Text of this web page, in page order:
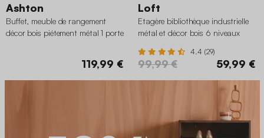
Ashton
Buffet, meuble de rangement
décor bois piétement métal 1 porte
119,99 €
Loft
Etagère bibliothèque industrielle
métal et décor bois 6 niveaux
4.4 (29)
99,99 € 59,99 €